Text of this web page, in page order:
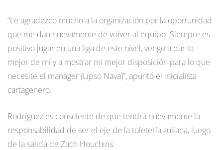
“Le agradezco mucho a la organización por la oportunidad
que me dan nuevamente de volver al equipo. Siempre es
positivo jugar en una liga de este nivel, vengo a dar lo
mejor de mí y a mostrar mi mejor disposición para lo que
necesite el manager (Lipso Nava)”, apuntó el inicialista
cartagenero.
Rodríguez es consciente de que tendrá nuevamente la
responsabilidad de ser el eje de la toletería zuliana, luego
de la salida de Zach Houchins.